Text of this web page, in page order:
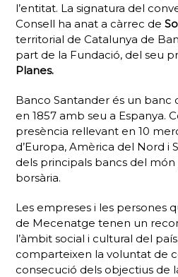
l’entitat. La signatura del
Consell ha anat a càrrec de
territorial de Catalunya de
part de la Fundació, del seu
Planes.
Banco Santander és un
en 1857 amb seu a Espanya.
presència rellevant en 10
d’Europa, Amèrica del Nord i
dels principals bancs del
borsària.
Les empreses i les persones
de Mecenatge tenen un
l’àmbit social i cultural del
comparteixen la voluntat de
consecució dels objectius de